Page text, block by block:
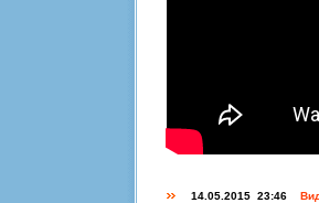
14.05.2015 23:46